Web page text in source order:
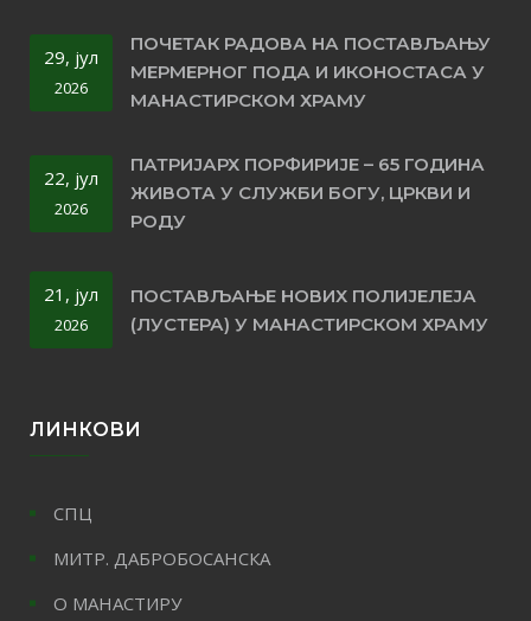
29, јул
2026
ПОЧЕТАК РАДОВА НА ПОСТАВЉАЊУ
МЕРМЕРНОГ ПОДА И ИКОНОСТАСА У
МАНАСТИРСКОМ ХРАМУ
22, јул
2026
ПАТРИЈАРХ ПОРФИРИЈЕ – 65 ГОДИНА
ЖИВОТА У СЛУЖБИ БОГУ, ЦРКВИ И
РОДУ
21, јул
2026
ПОСТАВЉАЊЕ НОВИХ ПОЛИЈЕЛЕЈА
(ЛУСТЕРА) У МАНАСТИРСКОМ ХРАМУ
ЛИНКОВИ
СПЦ
МИТР. ДАБРОБОСАНСКА
О МАНАСТИРУ